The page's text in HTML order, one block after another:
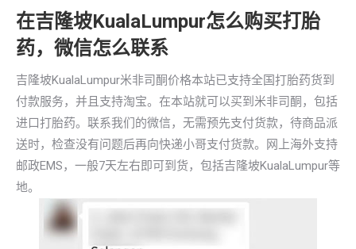
在吉隆坡KualaLumpur怎么购买打胎
药，微信怎么联系
吉隆坡KualaLumpur米非司酮价格本站已支持全国打胎药货到
付款服务，并且支持淘宝。在本站就可以买到米非司酮，包括
进口打胎药。联系我们的微信，无需预先支付货款，待商品派
送时，检查没有问题后再向快递小哥支付货款。网上海外支持
邮政EMS，一般7天左右即可到货，包括吉隆坡KualaLumpur等
地。